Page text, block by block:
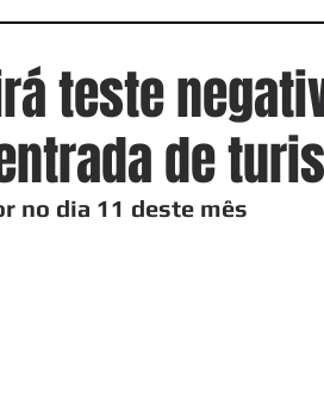
teste
de
no dia 11 deste mês